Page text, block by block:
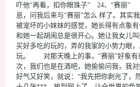
吓他“再看，扣你眼珠子” 24、“赛丽
息，问我后来与“赛丽”怎么 样了。其实
被宠坏的小妹妹的感觉，她长得有点象有
和她一起胡闹总是很开心。她让我女儿
买好多吃的玩的，弄的我家的小势力眼
玩。 对那天晚上的事，“赛丽”好象有
次，我们也是在酒吧，她偷偷问我，
好气又好笑，就说：“我先把你剥光了，